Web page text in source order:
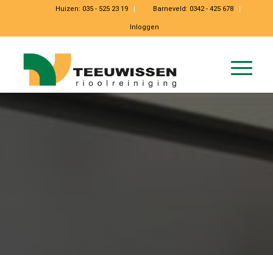
Huizen: 035 - 525 23 19 Barneveld: 0342 - 425 678
Inloggen